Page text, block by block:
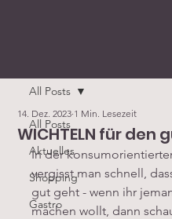
All Posts
Aktuelles
Shopping
Gastro
All Posts
WICHTELN für den
14. Dez. 2023 1 Min. Lesezeit
In der
vergisst man schnell,
gut geht - wenn ihr
machen wollt, dann